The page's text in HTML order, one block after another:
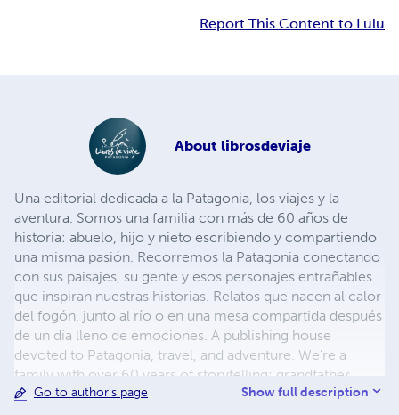
Report This Content to Lulu
About librosdeviaje
Una editorial dedicada a la Patagonia, los viajes y la
aventura. Somos una familia con más de 60 años de
historia: abuelo, hijo y nieto escribiendo y compartiendo
una misma pasión. Recorremos la Patagonia conectando
con sus paisajes, su gente y esos personajes entrañables
que inspiran nuestras historias. Relatos que nacen al calor
del fogón, junto al río o en una mesa compartida después
de un día lleno de emociones. A publishing house
devoted to Patagonia, travel, and adventure. We’re a
family with over 60 years of storytelling: grandfather,
father, and grandson writing and sharing the same
Go to author's page Show full description